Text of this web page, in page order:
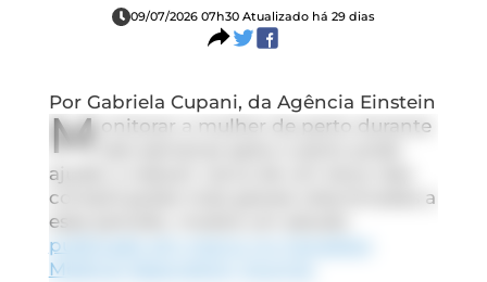
09/07/2026 07h30 Atualizado há 29 dias
Por Gabriela Cupani, da Agência Einstein
M onitorar a mulher de perto durante
ajudar a reduzir cerca de um terço das
complicações mais graves relacionadas a
esse período, mostra um estudo
publicado em março no
Medical Association Journal